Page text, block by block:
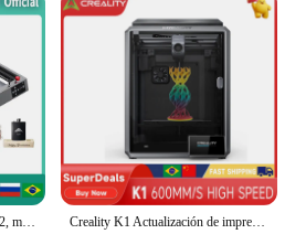
Creality-grabador láser Falcon 2, máquina cortadora de alta precisión, 40W, 22W, 12W, 5W, 10W Creality K1 Actualización de impresora 3D 600 mm/s Impresora 3D de alta velocidad Sensor G 0,1 mm Manos libres suave Nivelación automática Enfriador de ventiladores duales